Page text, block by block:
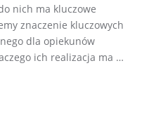
nich ma kluczowe
znaczenie kluczowych
dla opiekunów
ich realizacja ma …
fizycznego powinien